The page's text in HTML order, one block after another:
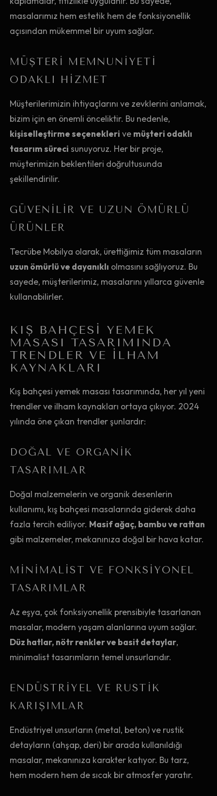
masalarımız hem estetik hem de fonksiyonellik
açısından mükemmel bir uyum sağlar.
MÜŞTERI MEMNUNIYETI
ODAKLI HIZMET
Müşterilerimizin ihtiyaçlarını ve zevklerini anlamak,
bizim için en önemli önceliktir. Bu nedenle,
kişiselleştirme seçenekleri ve müşteri odaklı
tasarım süreci sunuyoruz. Her bir proje,
müşterimizin beklentileri doğrultusunda
şekillendirilir.
GÜVENILIR VE UZUN ÖMÜRLÜ
ÜRÜNLER
Tecrübe Mobilya olarak, ürettiğimiz tüm masaların
uzun ömürlü ve dayanıklı olmasını sağlıyoruz. Bu
sayede, müşterilerimiz, masalarını yıllarca güvenle
kullanabilirler.
KIŞ BAHÇESI YEMEK
MASASI TASARIMINDA
TRENDLER VE İLHAM
KAYNAKLARI
Kış bahçesi yemek masası tasarımında, her yıl yeni
trendler ve ilham kaynakları ortaya çıkıyor. 2024
yılında öne çıkan trendler şunlardır:
DOĞAL VE ORGANIK
TASARIMLAR
Doğal malzemelerin ve organik desenlerin
kullanımı, kış bahçesi masalarında giderek daha
fazla tercih ediliyor. Masif ağaç, bambu ve rattan
gibi malzemeler, mekanınıza doğal bir hava katar.
MINIMALIST VE FONKSIYONEL
TASARIMLAR
Az eşya, çok fonksiyonellik prensibiyle tasarlanan
masalar, modern yaşam alanlarına uyum sağlar.
Düz hatlar, nötr renkler ve basit detaylar,
minimalist tasarımların temel unsurlarıdır.
ENDÜSTRIYEL VE RUSTIK
KARIŞIMLAR
Endüstriyel unsurların (metal, beton) ve rustik
detayların (ahşap, deri) bir arada kullanıldığı
masalar, mekanınıza karakter katıyor. Bu tarz,
hem modern hem de sıcak bir atmosfer yaratır.